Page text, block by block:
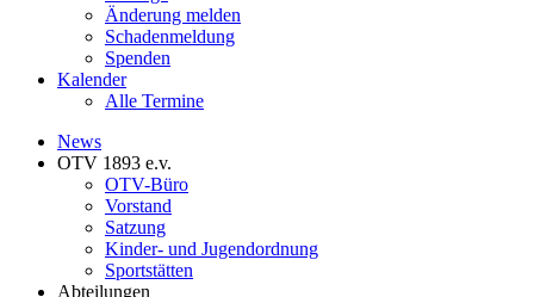
Änderung melden
Schadenmeldung
Spenden
Kalender
Alle Termine
News
OTV 1893 e.v.
OTV-Büro
Vorstand
Satzung
Kinder- und Jugendordnung
Sportstätten
Abteilungen